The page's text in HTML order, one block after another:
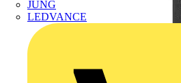
JUNG
LEDVANCE